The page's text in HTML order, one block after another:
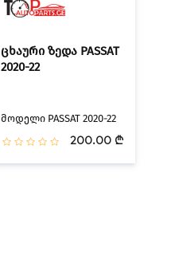
ცხაური ზედა PASSAT
2020-22
მოდელი PASSAT 2020-22
200.00 ₾